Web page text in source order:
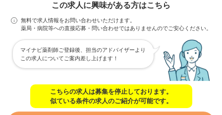
この求人に興味がある方はこちら
無料で求人情報をお問い合わせいただけます。
薬局・病院等への直接応募・問い合わせではありませんのでご安心ください。
マイナビ薬剤師ご登録後、担当のアドバイザーより
この求人についてご案内差し上げます！
こちらの求人は募集を停止しております。
似ている条件の求人のご紹介が可能です。